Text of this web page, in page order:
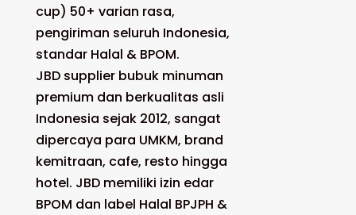
cup) 50+ varian rasa,
pengiriman seluruh Indonesia,
standar Halal & BPOM.
JBD supplier bubuk minuman
premium dan berkualitas asli
Indonesia sejak 2012, sangat
dipercaya para UMKM, brand
kemitraan, cafe, resto hingga
hotel. JBD memiliki izin edar
BPOM dan label Halal BPJPH &